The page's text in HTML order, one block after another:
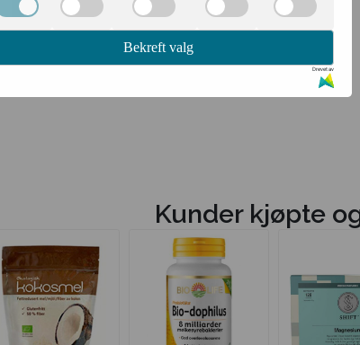
Kunder kjøpte
Bekreft valg
Drevet av